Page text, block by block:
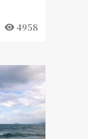
4958